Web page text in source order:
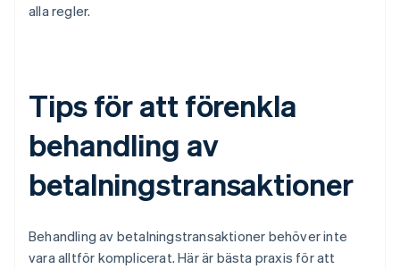
alla regler.
Tips för att förenkla
behandling av
betalningstransaktioner
Behandling av betalningstransaktioner behöver inte
vara alltför komplicerat. Här är bästa praxis för att